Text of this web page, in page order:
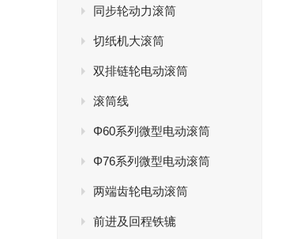
同步轮动力滚筒
切纸机大滚筒
双排链轮电动滚筒
滚筒线
Φ60系列微型电动滚筒
Φ76系列微型电动滚筒
两端齿轮电动滚筒
前进及回程铁辘